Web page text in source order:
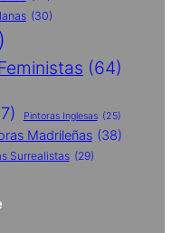
(30)
(64)
Pintoras Inglesas (25)
Madrileñas (38)
Surrealistas (29)